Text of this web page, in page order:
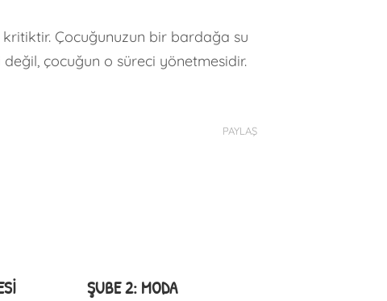
Çocuğunuzun bir bardağa su
çocuğun o süreci yönetmesidir.
PAYLAŞ
ŞUBE 2: MODA